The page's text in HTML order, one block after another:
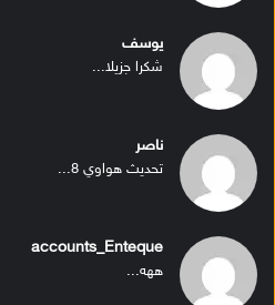
يوسف
شكرا جزيلا...
ناصر
تحديث هواوي 8...
accounts_Enteque
ههه...